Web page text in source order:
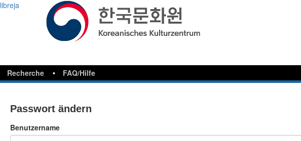
libreja
Recherche FAQ/Hilfe
Passwort ändern
Benutzername